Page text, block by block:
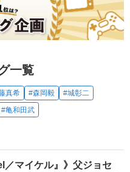
一覧
真希 #森岡毅
#城彰二
#亀和田武
／マイケル』》父ジョセ